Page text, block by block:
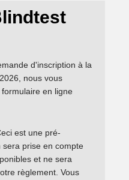
d'inscription à la
nous vous
en ligne
est une pré-
prise en compte
et ne sera
règlement. Vous